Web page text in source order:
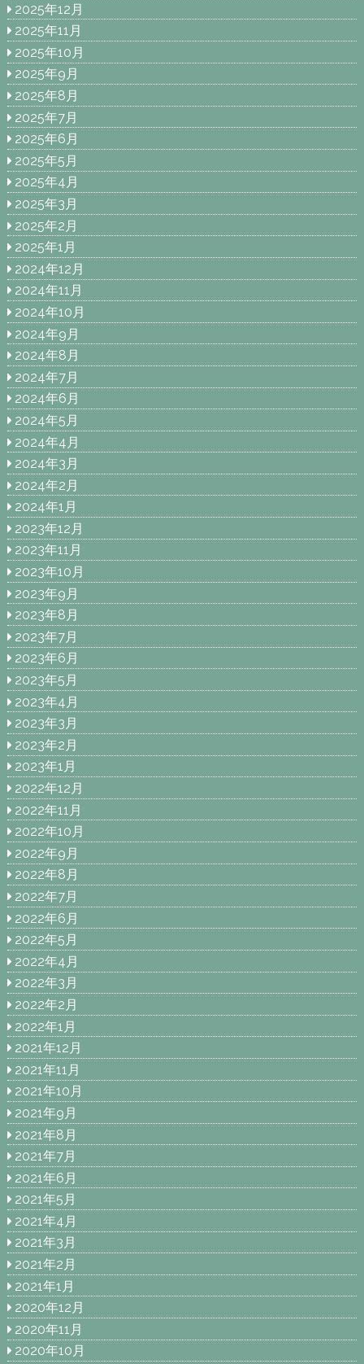
2025年12月
2025年11月
2025年10月
2025年9月
2025年8月
2025年7月
2025年6月
2025年5月
2025年4月
2025年3月
2025年2月
2025年1月
2024年12月
2024年11月
2024年10月
2024年9月
2024年8月
2024年7月
2024年6月
2024年5月
2024年4月
2024年3月
2024年2月
2024年1月
2023年12月
2023年11月
2023年10月
2023年9月
2023年8月
2023年7月
2023年6月
2023年5月
2023年4月
2023年3月
2023年2月
2023年1月
2022年12月
2022年11月
2022年10月
2022年9月
2022年8月
2022年7月
2022年6月
2022年5月
2022年4月
2022年3月
2022年2月
2022年1月
2021年12月
2021年11月
2021年10月
2021年9月
2021年8月
2021年7月
2021年6月
2021年5月
2021年4月
2021年3月
2021年2月
2021年1月
2020年12月
2020年11月
2020年10月